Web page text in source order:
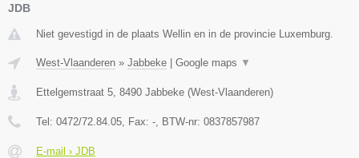
JDB
Niet gevestigd in de plaats Wellin en in de provincie Luxemburg.
West-Vlaanderen » Jabbeke Google maps ▼
Ettelgemstraat 5 8490 Jabbeke (West-Vlaanderen)
Tel: 0472/72.84.05 , Fax: - , BTW-nr: 0837857987
E-mail › JDB